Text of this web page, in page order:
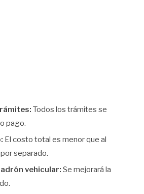
Todos los trámites se
pago.
El costo total es menor que al
separado.
vehicular: Se mejorará la